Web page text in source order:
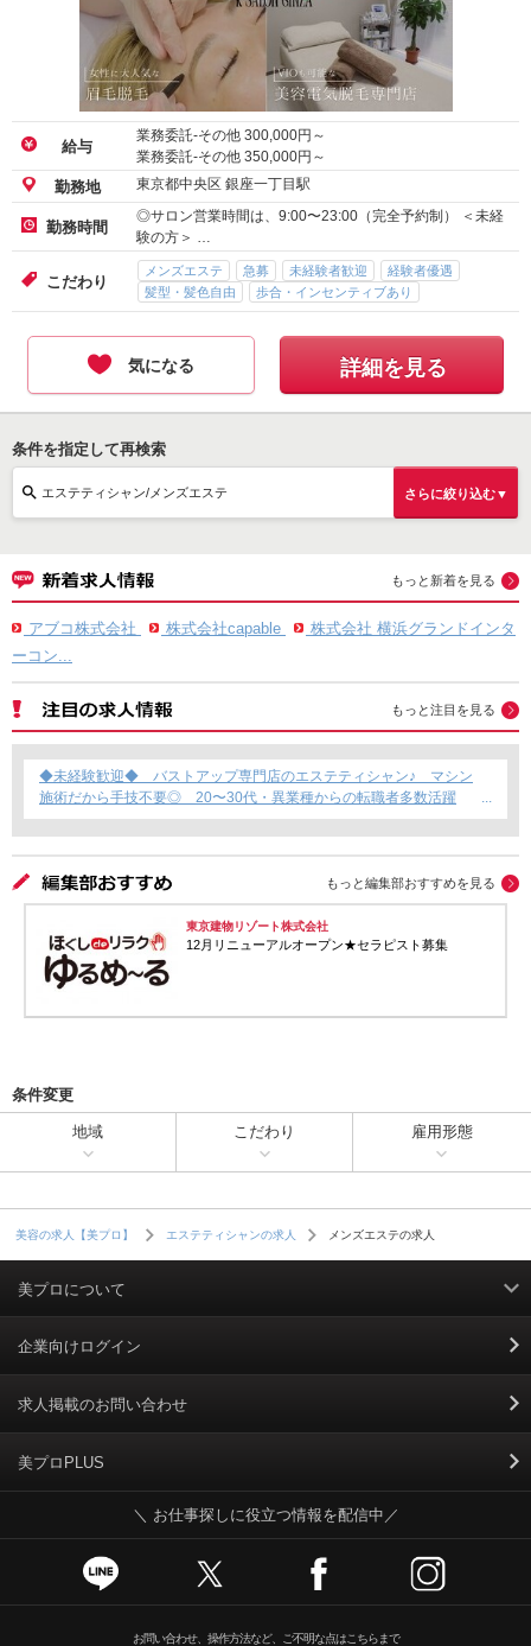
給与
業務委託-その他 300,000円～
業務委託-その他 350,000円～
勤務地 東京都中央区 銀座一丁目駅
勤務時間
◎サロン営業時間は、9:00〜23:00（完全予約制） ＜未経
験の方＞ …
こだわり
メンズエステ 急募 未経験者歓迎
経験者優遇
髪型・髪色自由
歩合・インセンティブあり
気になる 詳細を見る
条件を指定して再検索
エステティシャン/メンズエステ さらに絞り込む▼
もっと新着を見る
アブコ株式会社 株式会社capable
株式会社 横浜グランドインタ
ーコン...
もっと注目を見る
◆未経験歓迎◆ バストアップ専門店のエステティシャン♪ マシン
施術だから手技不要◎ 20〜30代・異業種からの転職者多数活躍
中！
もっと編集部おすすめを見る
東京建物リゾート株式会社
12月リニューアルオープン★セラピスト募集
条件変更
地域 こだわり 雇用形態
美容の求人【美プロ】 エステティシャンの求人 メンズエステの求人
美プロについて
利用規約
掲載規約
個人情報保護ポリシー
個人情報のお取り扱いについて
Cookieポリシー
企業向けログイン
求人掲載のお問い合わせ
美プロPLUS
＼ お仕事探しに役立つ情報を配信中／
お問い合わせ、操作方法など、ご不明な点はこちらまで